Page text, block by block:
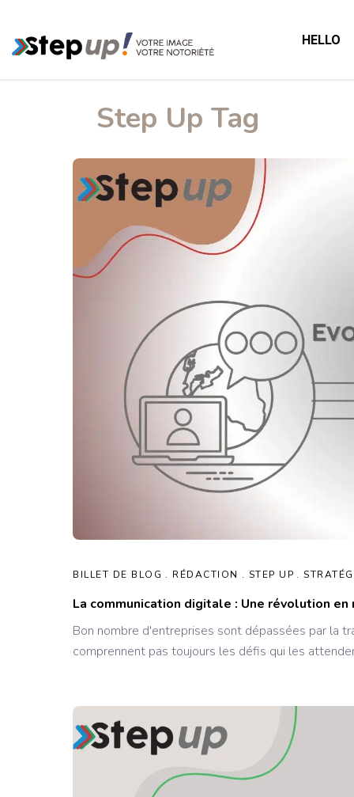
HELLO
Step Up Tag
BILLET DE BLOG RÉDACTION STEP UP
La communication digitale : Une révolution en
Bon nombre d'entreprises sont dépassées par la
comprennent pas toujours les défis qui les